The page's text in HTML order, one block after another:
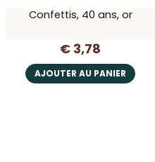
Confettis, 40 ans, or
€ 3,78
AJOUTER AU PANIER